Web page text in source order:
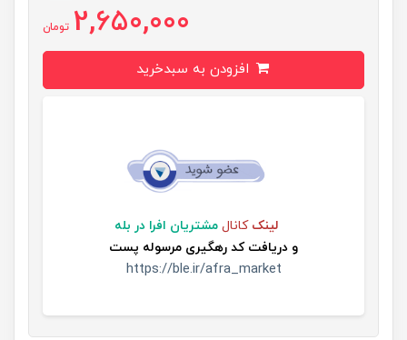
2,650,000 تومان
لینک کانال مشتریان افرا در بله
و دریافت کد رهگیری مرسوله پست
https://ble.ir/afra_market